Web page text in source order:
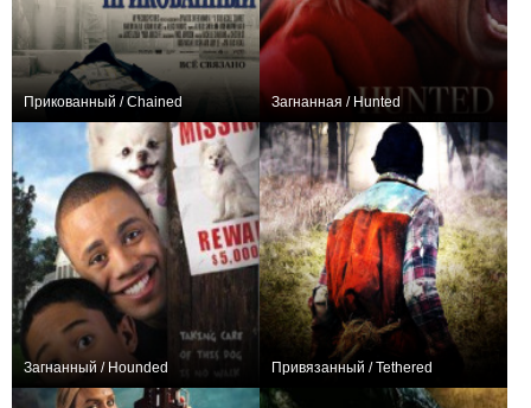
Прикованный / Chained Загнанная / Hunted
Загнанный / Hounded Привязанный / Tethered